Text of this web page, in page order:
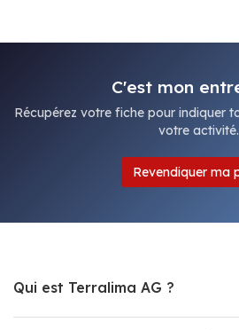
C'est mon
Récupérez votre fiche pour indiquer
votre activité.
Revendiquer ma
Qui est Terralima AG ?